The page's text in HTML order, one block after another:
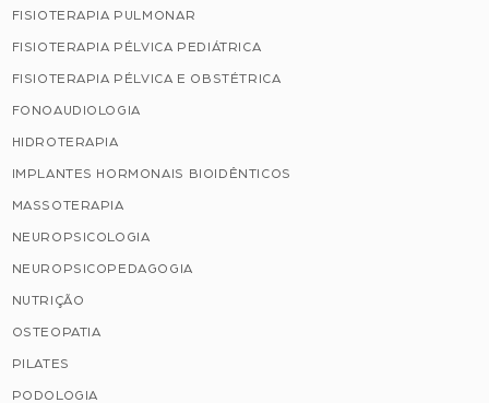
FISIOTERAPIA PULMONAR
FISIOTERAPIA PÉLVICA PEDIÁTRICA
FISIOTERAPIA PÉLVICA E OBSTÉTRICA
FONOAUDIOLOGIA
HIDROTERAPIA
IMPLANTES HORMONAIS BIOIDÊNTICOS
MASSOTERAPIA
NEUROPSICOLOGIA
NEUROPSICOPEDAGOGIA
NUTRIÇÃO
OSTEOPATIA
PILATES
PODOLOGIA